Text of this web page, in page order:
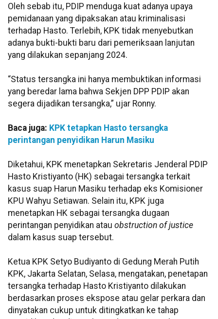
Oleh sebab itu, PDIP menduga kuat adanya upaya
pemidanaan yang dipaksakan atau kriminalisasi
terhadap Hasto. Terlebih, KPK tidak menyebutkan
adanya bukti-bukti baru dari pemeriksaan lanjutan
yang dilakukan sepanjang 2024.
“Status tersangka ini hanya membuktikan informasi
yang beredar lama bahwa Sekjen DPP PDIP akan
segera dijadikan tersangka,” ujar Ronny.
Baca juga: KPK tetapkan Hasto tersangka
perintangan penyidikan Harun Masiku
Diketahui, KPK menetapkan Sekretaris Jenderal PDIP
Hasto Kristiyanto (HK) sebagai tersangka terkait
kasus suap Harun Masiku terhadap eks Komisioner
KPU Wahyu Setiawan. Selain itu, KPK juga
menetapkan HK sebagai tersangka dugaan
perintangan penyidikan atau obstruction of justice
dalam kasus suap tersebut.
Ketua KPK Setyo Budiyanto di Gedung Merah Putih
KPK, Jakarta Selatan, Selasa, mengatakan, penetapan
tersangka terhadap Hasto Kristiyanto dilakukan
berdasarkan proses ekspose atau gelar perkara dan
dinyatakan cukup untuk ditingkatkan ke tahap